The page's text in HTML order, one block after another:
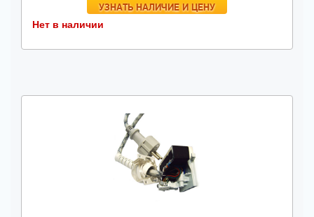
УЗНАТЬ НАЛИЧИЕ И ЦЕНУ
Нет в наличии